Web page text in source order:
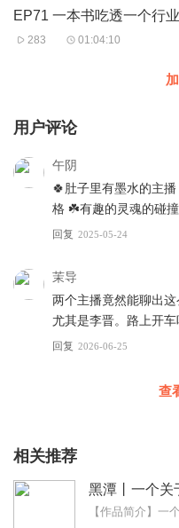
283 01:04:10
用户评论
午阴
🍀肚子里有墨水的主
格 ☘️有趣的灵魂的碰
回复 2025-05-24
茉导
两个主播竟然能聊出
尤其是李晋。路上开
回复 2026-06-25
查
相关推荐
黑潭丨一个关